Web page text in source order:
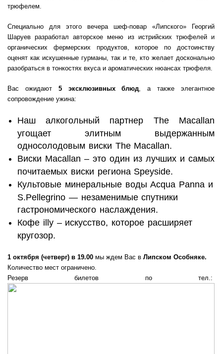
трюфелем.
Специально для этого вечера шеф-повар «Липского» Георгий
Шаруев разработал авторское меню из истрийских трюфелей и
органических фермерских продуктов, которое по достоинству
оценят как искушенные гурманы, так и те, кто желает досконально
разобраться в тонкостях вкуса и ароматических нюансах трюфеля.
Вас ожидают 5 эксклюзивных блюд, а также элегантное
сопровождение ужина:
Наш алкогольный партнер The Macallan
угощает элитным выдержанным
односолодовым виски The Macallan.
Виски Macallan – это один из лучших и самых
почитаемых виски региона Speyside.
Культовые минеральные воды Acqua Panna и
S.Pellegrino — незаменимые спутники
гастрономического наслаждения.
Кофе illy – искусство, которое расширяет
кругозор.
1 октября (четверг) в 19.00 мы ждем Вас в Липском Особняке.
Количество мест ограничено.
Резерв билетов по тел.: